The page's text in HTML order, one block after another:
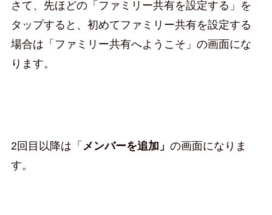
さて、先ほどの「ファミリー共有を設定する」を
タップすると、初めてファミリー共有を設定する
場合は「ファミリー共有へようこそ」の画面にな
ります。
2回目以降は「 メンバーを追加」 の画面になりま
す。